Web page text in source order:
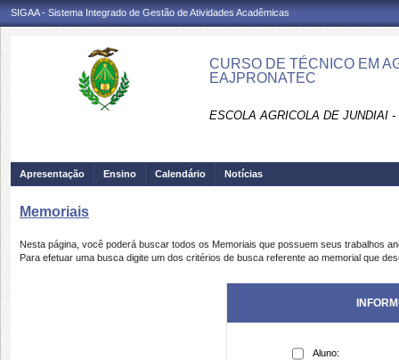
SIGAA - Sistema Integrado de Gestão de Atividades Acadêmicas
CURSO DE TÉCNICO EM
EAJPRONATEC
ESCOLA AGRICOLA DE JUNDIAI
Apresentação Ensino Calendário Notícias
Memoriais
Nesta página, você poderá buscar todos os Memoriais que possuem seus trabalhos
Para efetuar uma busca digite um dos critérios de busca referente ao memorial que
Aluno: